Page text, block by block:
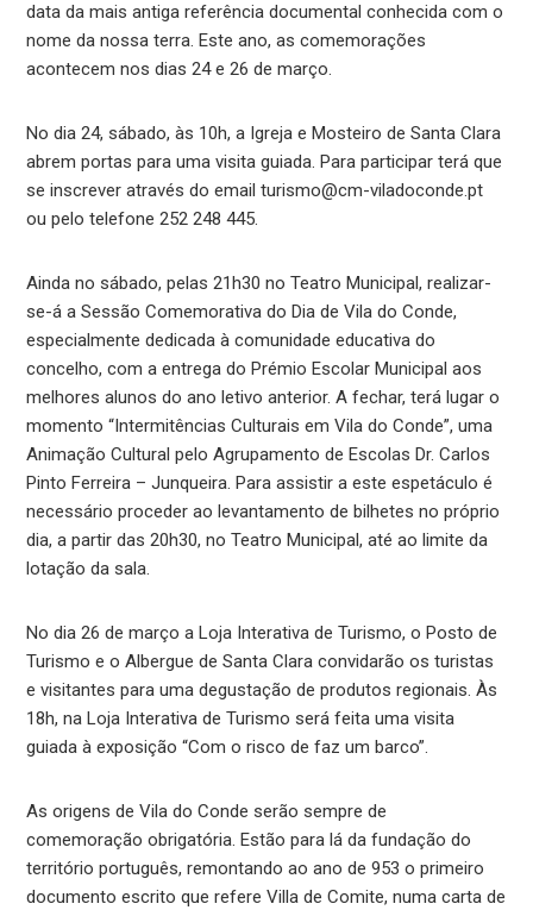
data da mais antiga referência documental conhecida com o
nome da nossa terra. Este ano, as comemorações
acontecem nos dias 24 e 26 de março.
No dia 24, sábado, às 10h, a Igreja e Mosteiro de Santa Clara
abrem portas para uma visita guiada. Para participar terá que
se inscrever através do email turismo@cm-viladoconde.pt
ou pelo telefone 252 248 445.
Ainda no sábado, pelas 21h30 no Teatro Municipal, realizar-
se-á a Sessão Comemorativa do Dia de Vila do Conde,
especialmente dedicada à comunidade educativa do
concelho, com a entrega do Prémio Escolar Municipal aos
melhores alunos do ano letivo anterior. A fechar, terá lugar o
momento “Intermitências Culturais em Vila do Conde”, uma
Animação Cultural pelo Agrupamento de Escolas Dr. Carlos
Pinto Ferreira – Junqueira. Para assistir a este espetáculo é
necessário proceder ao levantamento de bilhetes no próprio
dia, a partir das 20h30, no Teatro Municipal, até ao limite da
lotação da sala.
No dia 26 de março a Loja Interativa de Turismo, o Posto de
Turismo e o Albergue de Santa Clara convidarão os turistas
e visitantes para uma degustação de produtos regionais. Às
18h, na Loja Interativa de Turismo será feita uma visita
guiada à exposição “Com o risco de faz um barco”.
As origens de Vila do Conde serão sempre de
comemoração obrigatória. Estão para lá da fundação do
território português, remontando ao ano de 953 o primeiro
documento escrito que refere Villa de Comite, numa carta de